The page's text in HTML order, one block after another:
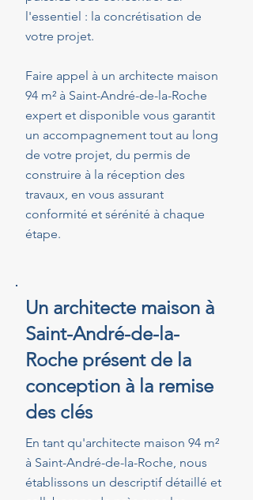
l'essentiel : la concrétisation de
votre projet.
Faire appel à un architecte maison
94 m² à Saint-André-de-la-Roche
expert et disponible vous garantit
un accompagnement tout au long
de votre projet, du permis de
construire à la réception des
travaux, en vous assurant
conformité et sérénité à chaque
étape.
Un architecte maison à
Saint-André-de-la-
Roche présent de la
conception à la remise
des clés
En tant qu'architecte maison 94 m²
à Saint-André-de-la-Roche, nous
établissons un descriptif détaillé et